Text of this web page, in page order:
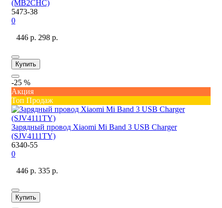
(MB2CHC)
5473-38
0
446 р. 298 р.
Купить
-25 %
Акция
Топ Продаж
Зарядный провод Xiaomi Mi Band 3 USB Charger
(SJV4111TY)
6340-55
0
446 р. 335 р.
Купить